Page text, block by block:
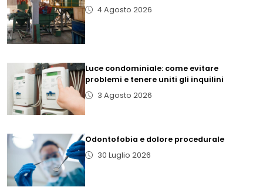
4 Agosto 2026
Luce condominiale: come evitare
problemi e tenere uniti gli inquilini
3 Agosto 2026
Odontofobia e dolore procedurale
30 Luglio 2026